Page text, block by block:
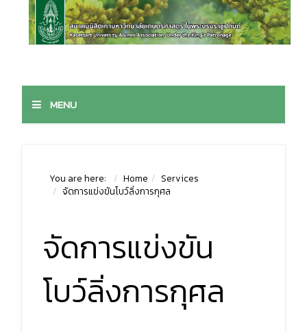
MENU
You are here: Home
Services
จัดการแข่งขันโบว์ลิ่งการกุศล
จัดการแข่งขัน
โบว์ลิ่งการกุศล